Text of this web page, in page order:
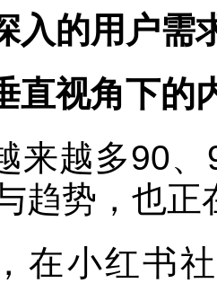
入的用户需
直视角下的
来越多90
趋势，也
在小红书